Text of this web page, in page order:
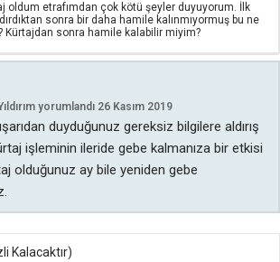
oldum etrafımdan çok kötü şeyler duyuyorum. İlk
sonra bir daha hamile kalınmıyormuş bu ne
Kürtajdan sonra hamile kalabilir miyim?
yorumlandı 26 Kasım 2019
duyduğunuz gereksiz bilgilere aldırış
işleminin ileride gebe kalmanıza bir etkisi
olduğunuz ay bile yeniden gebe